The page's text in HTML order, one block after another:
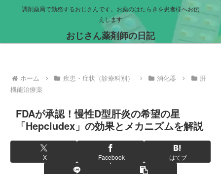
調剤薬局で勤務するおじさんです。お薬のはたらきを患者様へお伝
えします
おじさん薬剤師の日記
ホーム 疾患・症状（診療科別） 消化器
肝
機能治療薬
FDAが承認！慢性D型肝炎の希望の星
「Hepcludex」の効果とメカニズムを解説
X Facebook はてブ